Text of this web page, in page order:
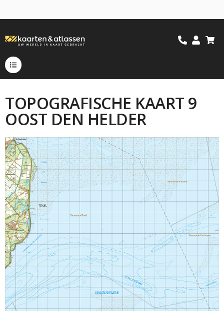
TOPOGRAFISCHE KAART 9
OOST DEN HELDER